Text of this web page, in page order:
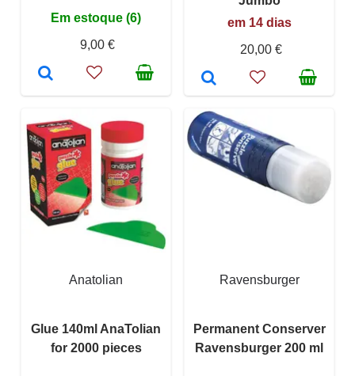
Em estoque (6)
9,00 €
em 14 dias
20,00 €
Anatolian
Glue 140ml AnaTolian
for 2000 pieces
Ravensburger
Permanent Conserver
Ravensburger 200 ml